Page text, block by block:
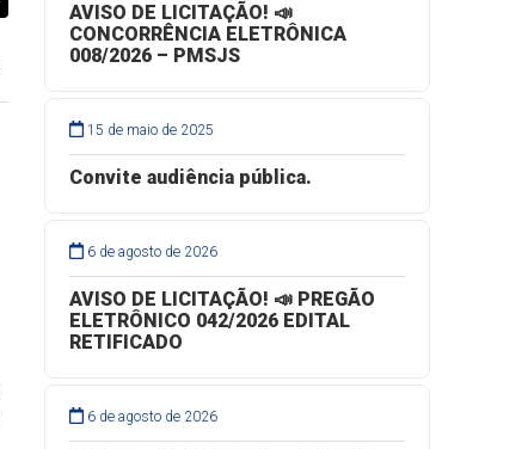
AVISO DE LICITAÇÃO! 📣
CONCORRÊNCIA ELETRÔNICA
008/2026 – PMSJS
15 de maio de 2025
Convite audiência pública.
6 de agosto de 2026
AVISO DE LICITAÇÃO! 📣 PREGÃO
ELETRÔNICO 042/2026 EDITAL
RETIFICADO
6 de agosto de 2026